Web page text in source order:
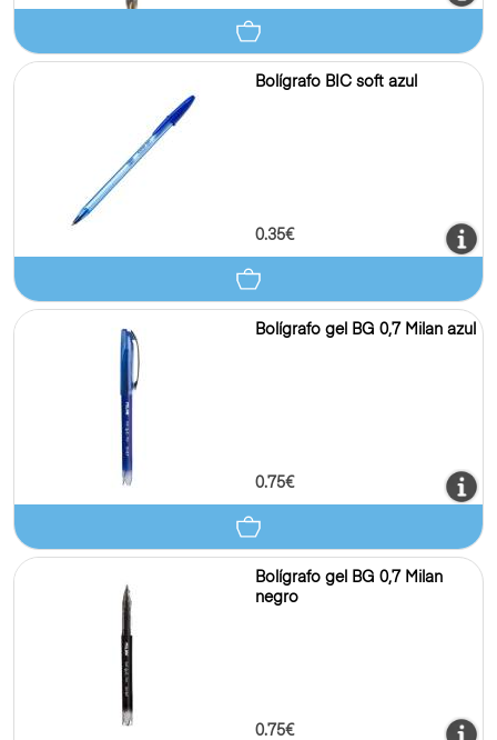
Bolígrafo BIC soft azul
0.35€
Bolígrafo gel BG 0,7 Milan azul
0.75€
Bolígrafo gel BG 0,7 Milan
negro
0.75€